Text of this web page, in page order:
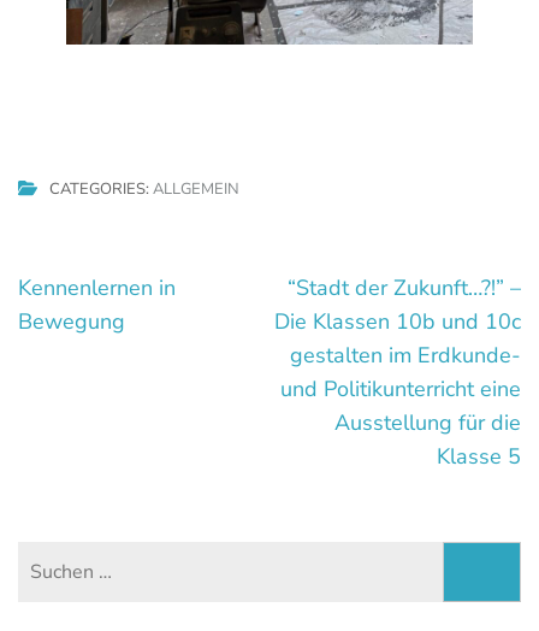
CATEGORIES: ALLGEMEIN
Beitragsnavigation
Kennenlernen in
Bewegung
“Stadt der Zukunft…?!” –
Die Klassen 10b und 10c
gestalten im Erdkunde-
und Politikunterricht eine
Ausstellung für die
Klasse 5